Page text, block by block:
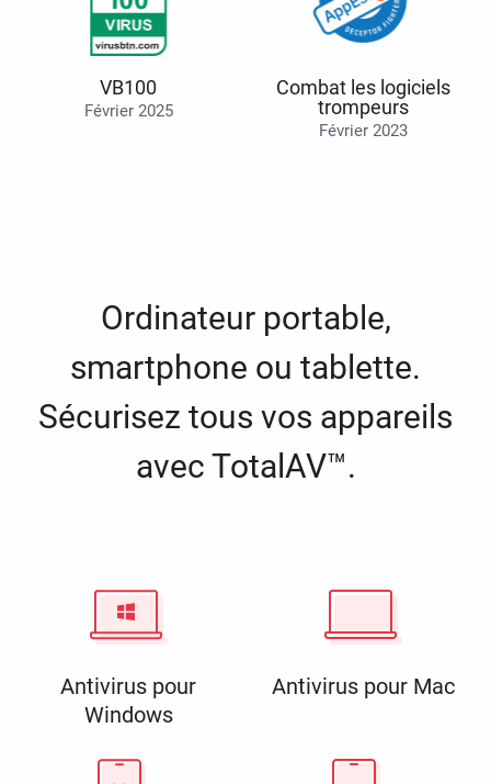
VB100
Février 2025
Combat les logiciels
trompeurs
Février 2023
Ordinateur portable,
smartphone ou tablette.
Sécurisez tous vos appareils
avec TotalAV™.
Antivirus pour
Windows
Antivirus pour Mac